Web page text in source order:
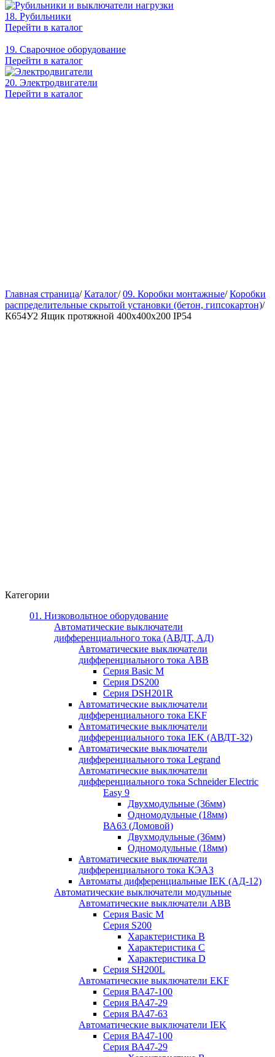
18. Рубильники
Перейти в каталог
19. Сварочное оборудование
Перейти в каталог
20. Электродвигатели
Перейти в каталог
Главная страница/ Каталог/ 09. Коробки монтажные/ Коробки
распределительные скрытой установки (бетон, гипсокартон)/
К654У2 Ящик протяжной 400х400х200 IP54
Категории
01. Низковольтное оборудование
Автоматические выключатели
дифференциального тока (АВДТ, АД)
Автоматические выключатели
дифференциального тока ABB
Серия Basic M
Серия DS200
Серия DSH201R
Автоматические выключатели
дифференциального тока EKF
Автоматические выключатели
дифференциального тока IEK (АВДТ-32)
Автоматические выключатели
дифференциального тока Legrand
Автоматические выключатели
дифференциального тока Schneider Electric
Easy 9
Двухмодульные (36мм)
Одномодульные (18мм)
ВА63 (Домовой)
Двухмодульные (36мм)
Одномодульные (18мм)
Автоматические выключатели
дифференциального тока КЭАЗ
Автоматы дифференциальные IEK (АД-12)
Автоматические выключатели модульные
Автоматические выключатели ABB
Серия Basic M
Серия S200
Характеристика B
Характеристика C
Характеристика D
Серия SH200L
Автоматические выключатели EKF
Серия ВА47-100
Серия ВА47-29
Серия ВА47-63
Автоматические выключатели IEK
Серия ВА47-100
Серия ВА47-29